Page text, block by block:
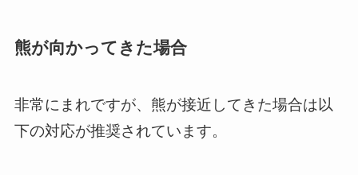
熊が向かってきた場合
非常にまれですが、熊が接近してきた場合は以
下の対応が推奨されています。